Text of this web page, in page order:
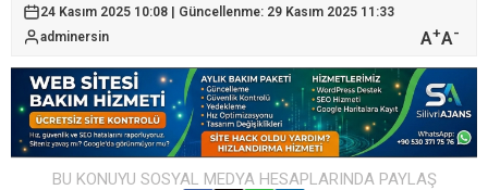
24 Kasım 2025 10:08 | Güncellenme: 29 Kasım 2025 11:33
adminersin
A+A-
BU KONUYU SOSYAL MEDYA HESAPLARINDA PAYLAŞ